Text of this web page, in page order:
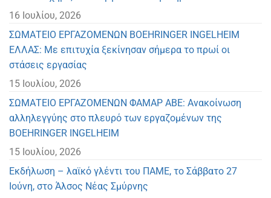
16 Ιουλίου, 2026
ΣΩΜΑΤΕΙΟ ΕΡΓΑΖΟΜΕΝΩΝ BOEHRINGER INGELHEIM
ΕΛΛΑΣ: Με επιτυχία ξεκίνησαν σήμερα το πρωί οι
στάσεις εργασίας
15 Ιουλίου, 2026
ΣΩΜΑΤΕΙΟ ΕΡΓΑΖΟΜΕΝΩΝ ΦΑΜΑΡ ΑΒΕ: Ανακοίνωση
αλληλεγγύης στο πλευρό των εργαζομένων της
BOEHRINGER INGELHEIM
15 Ιουλίου, 2026
Eκδήλωση – λαϊκό γλέντι του ΠΑΜΕ, το Σάββατο 27
Ιούνη, στο Άλσος Νέας Σμύρνης